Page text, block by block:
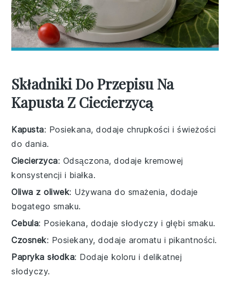
Składniki Do Przepisu Na
Kapusta Z Ciecierzycą
Kapusta: Posiekana, dodaje chrupkości i świeżości
do dania.
Ciecierzyca: Odsączona, dodaje kremowej
konsystencji i białka.
Oliwa z oliwek: Używana do smażenia, dodaje
bogatego smaku.
Cebula: Posiekana, dodaje słodyczy i głębi smaku.
Czosnek: Posiekany, dodaje aromatu i pikantności.
Papryka słodka: Dodaje koloru i delikatnej
słodyczy.